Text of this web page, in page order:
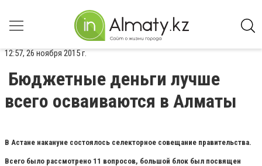
12:57, 26 ноября 2015 г.
Бюджетные деньги лучше
всего осваиваются в Алматы
В Астане накануне состоялось селекторное совещание правительства.
Всего было рассмотрено 11 вопросов, большой блок был посвящен